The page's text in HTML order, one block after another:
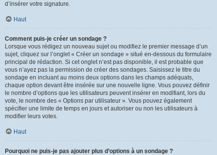
d’insérer votre signature.
Haut
Comment puis-je créer un sondage ?
Lorsque vous rédigez un nouveau sujet ou modifiez le premier message d’un
sujet, cliquez sur l’onglet « Créer un sondage » situé en-dessous du formulaire
principal de rédaction. Si cet onglet n’est pas disponible, il est probable que
vous n’ayez pas la permission de créer des sondages. Saisissez le titre du
sondage en incluant au moins deux options dans les champs adéquats,
chaque option devant être insérée sur une nouvelle ligne. Vous pouvez définir
le nombre d’options que les utilisateurs peuvent insérer en modifiant, lors du
vote, le nombre des « Options par utilisateur ». Vous pouvez également
spécifier une limite de temps en jours et autoriser ou non les utilisateurs à
modifier leurs votes.
Haut
Pourquoi ne puis-je pas ajouter plus d’options à un sondage ?